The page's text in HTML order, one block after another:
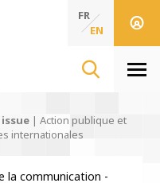
de l'Information & de
des Sciences de
FR
EN
| Action publique et
internationales
la communication -